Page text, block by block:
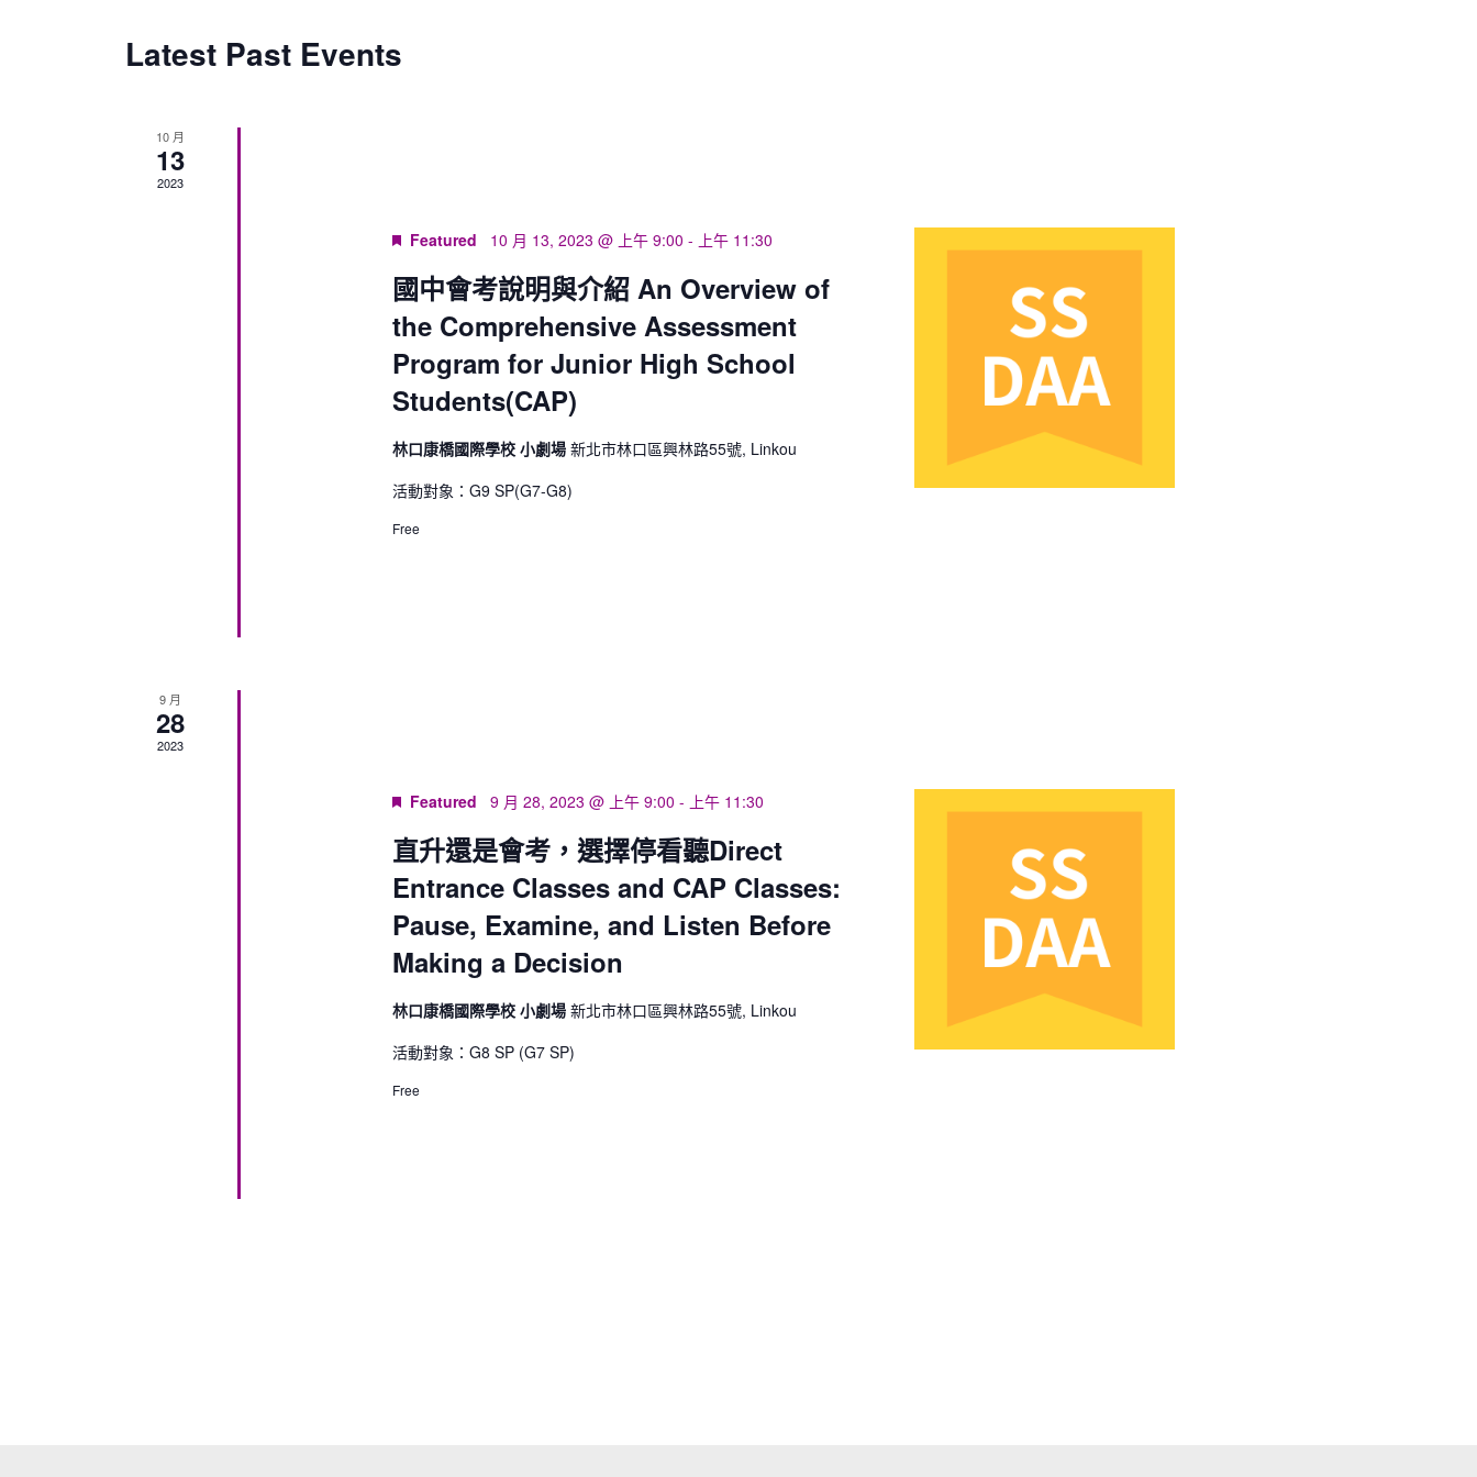
Latest Past Events
10 月
13
2023
Featured 10 月 13, 2023 @ 上午 9:00 - 上午 11:30
國中會考說明與介紹 An Overview of
the Comprehensive Assessment
Program for Junior High School
Students(CAP)
林口康橋國際學校 小劇場 新北市林口區興林路55號, Linkou
活動對象：G9 SP(G7-G8)
Free
9 月
28
2023
Featured 9 月 28, 2023 @ 上午 9:00 - 上午 11:30
直升還是會考，選擇停看聽Direct
Entrance Classes and CAP Classes:
Pause, Examine, and Listen Before
Making a Decision
林口康橋國際學校 小劇場 新北市林口區興林路55號, Linkou
活動對象：G8 SP (G7 SP)
Free